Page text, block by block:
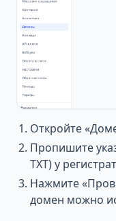
Откройте
Пропишите
TXT) у
Нажмите
домен можно